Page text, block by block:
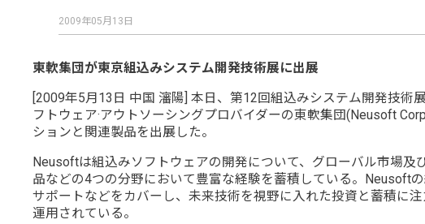
2009年05月13日
東軟集団が東京組込みシステム開発技術展に出展
[2009年5月13日 中国 瀋陽] 本日、第12回組込みシステム開発技術
フトウェア·アウトソーシングプロバイダーの東軟集団(Neusoft
ションと関連製品を出展した。
Neusoftは組込みソフトウェアの開発について、グローバル市場
品などの4つの分野において豊富な経験を蓄積している。Neusoft
サポートなどをカバーし、未来技術を視野に入れた投資と蓄積に
運用されている。